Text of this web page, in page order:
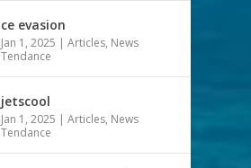
ce evasion
Jan 1, 2025 |Articles, News
Tendance
jetscool
Jan 1, 2025 |Articles, News
Tendance